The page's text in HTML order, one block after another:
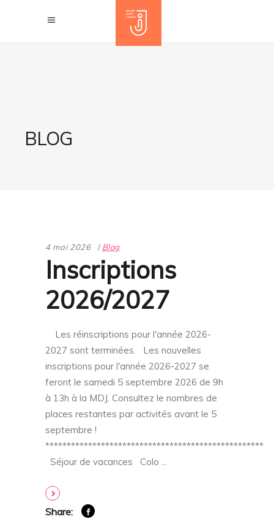
BLOG
4 mai 2026 Blog
Inscriptions
2026/2027
Les réinscriptions pour l'année 2026-
2027 sont terminées. Les nouvelles
inscriptions pour l'année 2026-2027 se
feront le samedi 5 septembre 2026 de 9h
à 13h à la MDJ. Consultez le nombres de
places restantes par activités avant le 5
septembre !
***************************************************
Séjour de vacances Colo
Share: